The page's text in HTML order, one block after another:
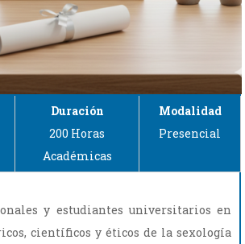
Duración
200 Horas
Académicas
Modalidad
Presencial
y estudiantes universitarios en
científicos y éticos de la sexología